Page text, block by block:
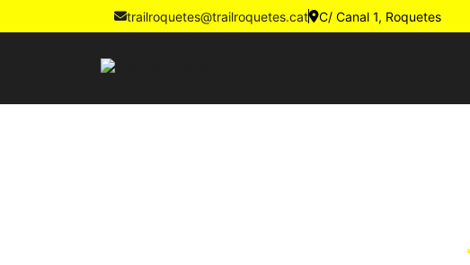
trailroquetes@trailroquetes.cat C/ Canal 1, Roquetes